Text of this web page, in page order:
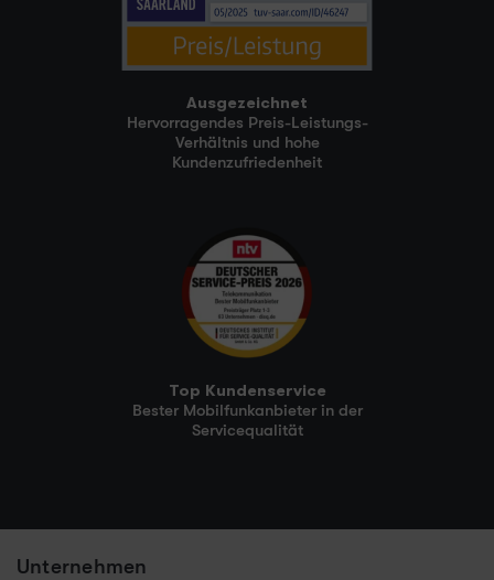
Ausgezeichnet
Hervorragendes Preis-Leistungs-
Verhältnis und hohe
Kundenzufriedenheit
Top Kundenservice
Bester Mobilfunkanbieter in der
Servicequalität
Unternehmen